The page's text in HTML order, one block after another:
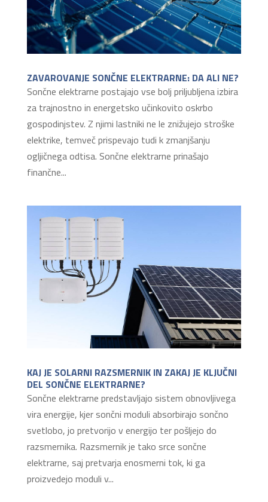
ZAVAROVANJE SONČNE ELEKTRARNE: DA ALI NE?
Sončne elektrarne postajajo vse bolj priljubljena izbira
za trajnostno in energetsko učinkovito oskrbo
gospodinjstev. Z njimi lastniki ne le znižujejo stroške
elektrike, temveč prispevajo tudi k zmanjšanju
ogljičnega odtisa. Sončne elektrarne prinašajo
finančne...
KAJ JE SOLARNI RAZSMERNIK IN ZAKAJ JE KLJUČNI
DEL SONČNE ELEKTRARNE?
Sončne elektrarne predstavljajo sistem obnovljivega
vira energije, kjer sončni moduli absorbirajo sončno
svetlobo, jo pretvorijo v energijo ter pošljejo do
razsmernika. Razsmernik je tako srce sončne
elektrarne, saj pretvarja enosmerni tok, ki ga
proizvedejo moduli v...